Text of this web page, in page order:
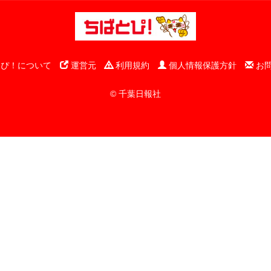
！について 運営元 利用規約 個人情報保護方針 お
© 千葉日報社